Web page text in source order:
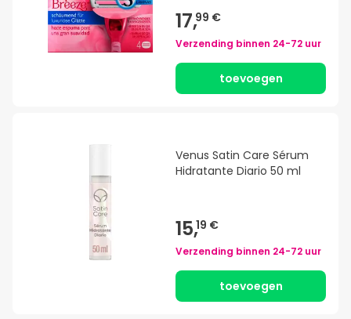
17,99 €
Verzending binnen 24-72 uur
toevoegen
Venus Satin Care Sérum
Hidratante Diario 50 ml
15,19 €
Verzending binnen 24-72 uur
toevoegen